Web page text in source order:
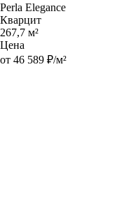
Perla Elegance
Кварцит
267,7 м²
Цена
от 46 589 ₽/м²